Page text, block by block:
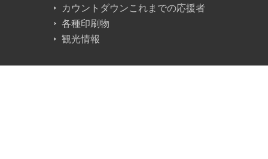
カウントダウンこれまでの応援者
各種印刷物
観光情報